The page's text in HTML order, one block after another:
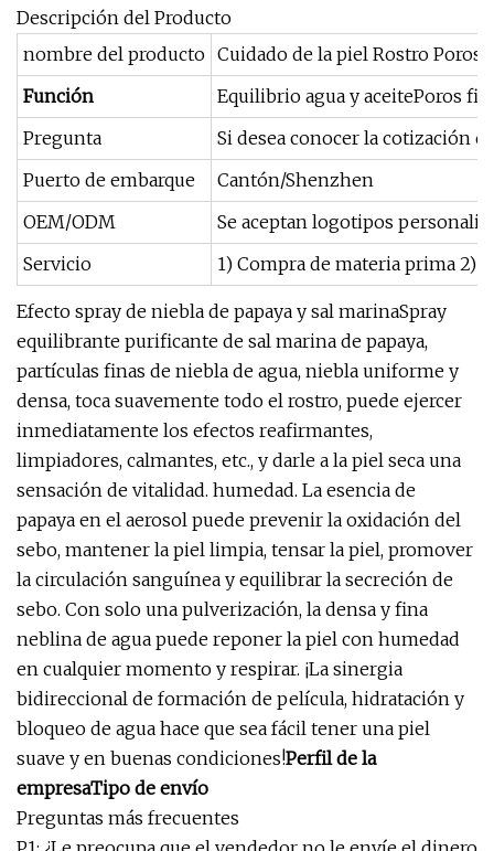
Descripción del Producto
nombre del producto Cuidado de la piel Rostro Poros
Función
Equilibrio agua y aceitePoros
Pregunta
Si desea conocer la cotización
Puerto de embarque
Cantón/Shenzhen
OEM/ODM
Se aceptan logotipos
Servicio
1) Compra de materia prima 2)
Efecto spray de niebla de papaya y sal marinaSpray
equilibrante purificante de sal marina de papaya,
partículas finas de niebla de agua, niebla uniforme y
densa, toca suavemente todo el rostro, puede ejercer
inmediatamente los efectos reafirmantes,
limpiadores, calmantes, etc., y darle a la piel seca una
sensación de vitalidad. humedad. La esencia de
papaya en el aerosol puede prevenir la oxidación del
sebo, mantener la piel limpia, tensar la piel, promover
la circulación sanguínea y equilibrar la secreción de
sebo. Con solo una pulverización, la densa y fina
neblina de agua puede reponer la piel con humedad
en cualquier momento y respirar. ¡La sinergia
bidireccional de formación de película, hidratación y
bloqueo de agua hace que sea fácil tener una piel
suave y en buenas condiciones!Perfil de la
empresaTipo de envío
Preguntas más frecuentes